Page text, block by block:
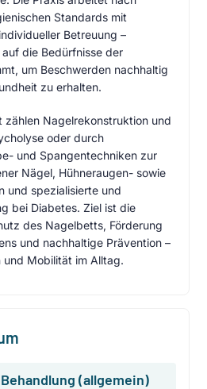
Standards mit
Betreuung –
die Bedürfnisse der
um Beschwerden nachhaltig
zu erhalten.
zählen Nagelrekonstruktion und
oder durch
und Spangentechniken zur
Nägel, Hühneraugen- sowie
und spezialisierte und
bei Diabetes. Ziel ist die
des Nagelbetts, Förderung
und nachhaltige Prävention –
und Mobilität im Alltag.
(allgemein)